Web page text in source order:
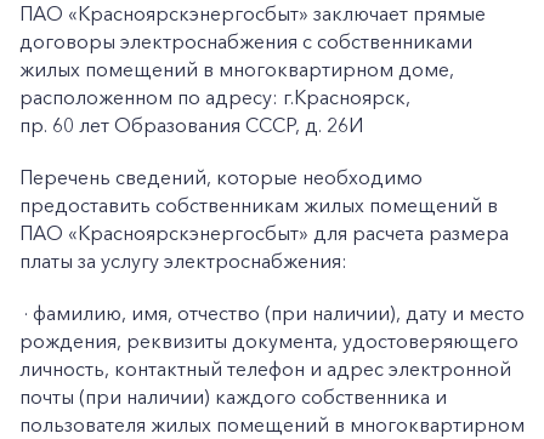
ПАО «Красноярскэнергосбыт» заключает прямые
договоры электроснабжения с собственниками
жилых помещений в многоквартирном доме,
расположенном по адресу: г.Красноярск,
пр. 60 лет Образования СССР, д. 26И
Перечень сведений, которые необходимо
предоставить собственникам жилых помещений в
ПАО «Красноярскэнергосбыт» для расчета размера
платы за услугу электроснабжения:
· фамилию, имя, отчество (при наличии), дату и место
рождения, реквизиты документа, удостоверяющего
личность, контактный телефон и адрес электронной
почты (при наличии) каждого собственника и
пользователя жилых помещений в многоквартирном